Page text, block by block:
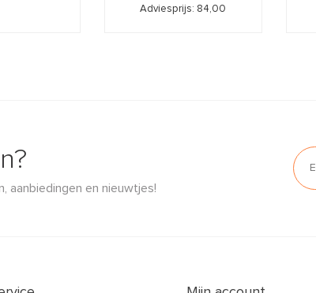
Adviesprijs: 84,00
aanbiedingen en nieuwtjes!